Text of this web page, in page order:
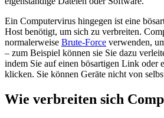
Ein Computervirus hingegen ist eine
Host benötigt, um sich zu verbreiten.
normalerweise Brute-Force verwenden,
– zum Beispiel können sie Sie dazu
indem Sie auf einen bösartigen Link oder
klicken. Sie können Geräte nicht von
Wie verbreiten sich